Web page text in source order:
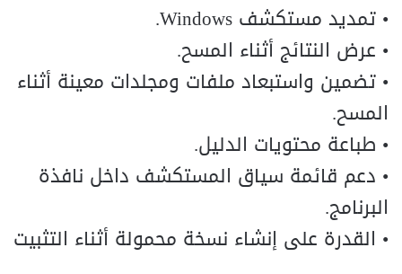
• تمديد مستكشف Windows.
• عرض النتائج أثناء المسح.
• تضمين واستبعاد ملفات ومجلدات معينة أثناء
المسح.
• طباعة محتويات الدليل.
• دعم قائمة سياق المستكشف داخل نافذة
البرنامج.
• القدرة على إنشاء نسخة محمولة أثناء التثبيت